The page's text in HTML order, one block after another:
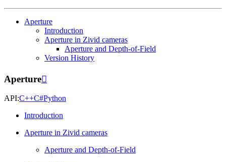
Aperture
Introduction
Aperture in Zivid cameras
Aperture and Depth-of-Field
Version History
Aperture
API:C++C#Python
Introduction
Aperture in Zivid cameras
Aperture and Depth-of-Field